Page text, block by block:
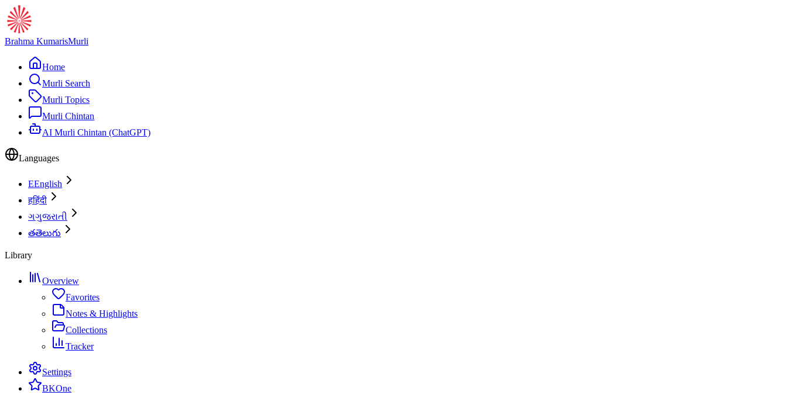
Brahma KumarisMurli
Home
Murli Search
Murli Topics
Murli Chintan
AI Murli Chintan (ChatGPT)
Languages
EEnglish
हहिंदी
ગગુજરાતી
తతెలుగు
Library
Overview
Favorites
Notes & Highlights
Collections
Tracker
Settings
BKOne